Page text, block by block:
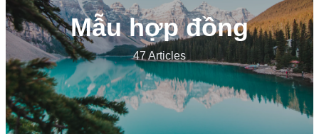
Mẫu hợp đồng
47 Articles